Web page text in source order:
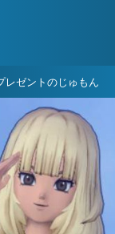
レゼントのじゅもん